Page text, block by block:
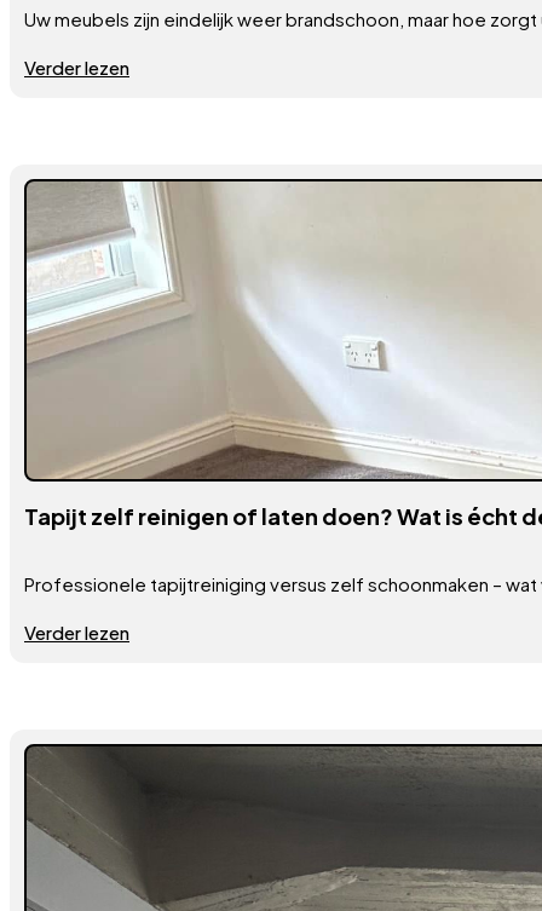
Uw meubels zijn eindelijk weer brandschoon, maar hoe
Verder lezen
Tapijt zelf reinigen of laten doen? Wat is écht
Professionele tapijtreiniging versus zelf schoonmaken –
Verder lezen